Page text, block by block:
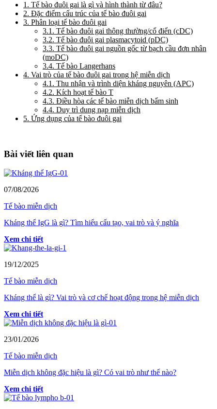
1. Tế bào đuôi gai là gì và hình thành từ đâu?
2. Đặc điểm cấu trúc của tế bào đuôi gai
3. Phân loại tế bào đuôi gai
3.1. Tế bào đuôi gai thông thường/cổ điển (cDC)
3.2. Tế bào đuôi gai plasmacytoid (pDC)
3.3. Tế bào đuôi gai nguồn gốc từ bạch cầu đơn nhân
(moDC)
3.4. Tế bào Langerhans
4. Vai trò của tế bào đuôi gai trong hệ miễn dịch
4.1. Thu nhận và trình diện kháng nguyên (APC)
4.2. Kích hoạt tế bào T
4.3. Điều hòa các tế bào miễn dịch bẩm sinh
4.4. Duy trì dung nạp miễn dịch
5. Ứng dụng của tế bào đuôi gai
Bài viết liên quan
07/08/2026
Tế bào miễn dịch
Kháng thể IgG là gì? Tìm hiểu cấu tạo, vai trò và ý nghĩa
Xem chi tiết
19/12/2025
Tế bào miễn dịch
Kháng thể là gì? Vai trò và cơ chế hoạt động trong hệ miễn dịch
Xem chi tiết
23/01/2026
Tế bào miễn dịch
Miễn dịch không đặc hiệu là gì? Có vai trò như thế nào?
Xem chi tiết